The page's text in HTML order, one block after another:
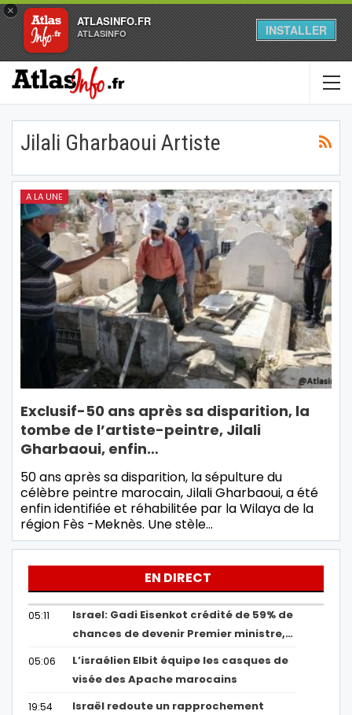
×
ATLASINFO.FR
ATLASINFO INSTALLER
Jilali Gharbaoui Artiste
A LA UNE
Exclusif-50 ans après sa disparition, la
tombe de l’artiste-peintre, Jilali
Gharbaoui, enfin…
50 ans après sa disparition, la sépulture du
célèbre peintre marocain, Jilali Gharbaoui, a été
enfin identifiée et réhabilitée par la Wilaya de la
région Fès -Meknès. Une stèle…
EN DIRECT
05:11
Israel: Gadi Eisenkot crédité de 59% de
chances de devenir Premier ministre,…
05:06
L’israélien Elbit équipe les casques de
visée des Apache marocains
19:54
Israël redoute un rapprochement